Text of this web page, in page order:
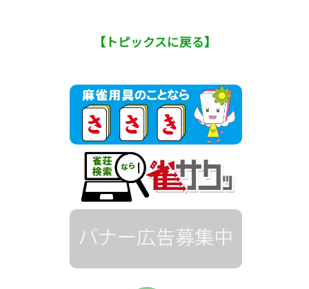
【トピックスに戻る】